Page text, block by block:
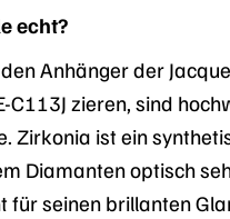
echt?
Anhänger der
C113J zieren, sind
Zirkonia ist ein
Diamanten optisch
für seinen brillanten